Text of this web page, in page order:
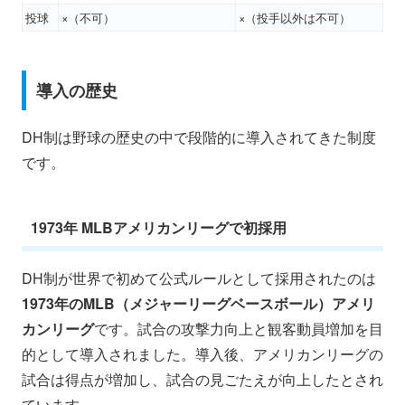
投球 ×（不可） ×（投手以外は不可）
導入の歴史
DH制は野球の歴史の中で段階的に導入されてきた制度
です。
1973年 MLBアメリカンリーグで初採用
DH制が世界で初めて公式ルールとして採用されたのは
1973年のMLB（メジャーリーグベースボール）アメリ
カンリーグです。試合の攻撃力向上と観客動員増加を目
的として導入されました。導入後、アメリカンリーグの
試合は得点が増加し、試合の見ごたえが向上したとされ